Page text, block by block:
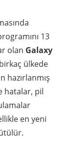
13
olan Galaxy
ülkede
hazırlanmış
hatalar, pil
en yeni